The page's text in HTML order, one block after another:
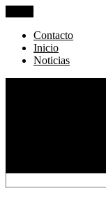
Contacto
Inicio
Noticias